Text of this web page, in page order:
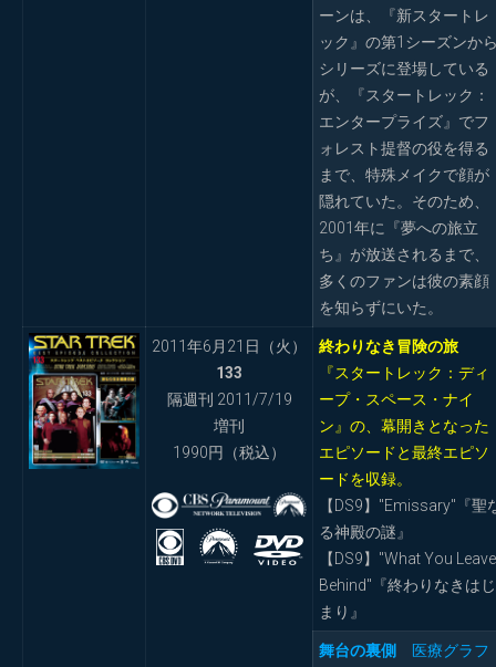
ーンは、『新スタートレ
ック』の第1シーズンか
シリーズに登場している
が、『スタートレック：
エンタープライズ』でフ
ォレスト提督の役を得る
まで、特殊メイクで顔が
隠れていた。そのため、
2001年に『夢への旅立
ち』が放送されるまで、
多くのファンは彼の素顔
を知らずにいた。
2011年6月21日（火）
133
隔週刊 2011/7/19
増刊
1990円（税込）
終わりなき冒険の旅
『スタートレック：ディ
ープ・スペース・ナイ
ン』の、幕開きとなった
エピソードと最終エピソ
ードを収録。
【DS9】"Emissary"『聖
る神殿の謎』
【DS9】"What You Leave
Behind"『終わりなきはじ
まり』
舞台の裏側
医療グラフ